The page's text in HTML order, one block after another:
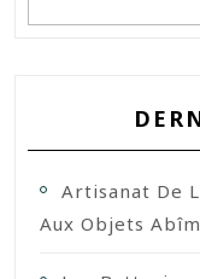
Artisanat De
Aux Objets